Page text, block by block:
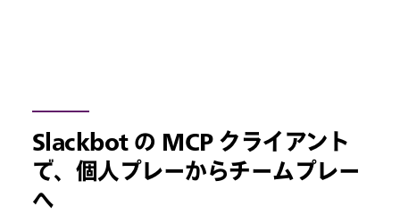
Slackbot の MCP クライアント
で、個人プレーからチームプレー
へ